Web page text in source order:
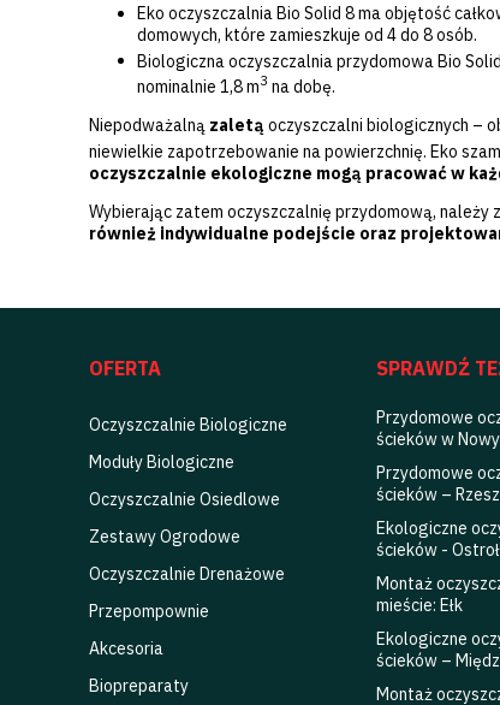
Eko oczyszczalnia Bio Solid 8 ma objętość
domowych, które zamieszkuje od 4 do 8 osób.
Biologiczna oczyszczalnia przydomowa Bio
nominalnie 1,8 m3 na dobę.
Niepodważalną zaletą oczyszczalni biologicznych –
niewielkie zapotrzebowanie na powierzchnię. Eko
oczyszczalnie ekologiczne mogą pracować w
Wybierając zatem oczyszczalnię przydomową,
również indywidualne podejście oraz
OFERTA
Oczyszczalnie Biologiczne
Moduły Biologiczne
Oczyszczalnie Osiedlowe
Zestawy Ogrodowe
Oczyszczalnie Drenażowe
Przepompownie
Akcesoria
Biopreparaty
SPRAWDŹ
Przydomowe
ścieków w
Przydomowe
ścieków –
Ekologiczne
ścieków -
Montaż
mieście: Ełk
Ekologiczne
ścieków –
Montaż